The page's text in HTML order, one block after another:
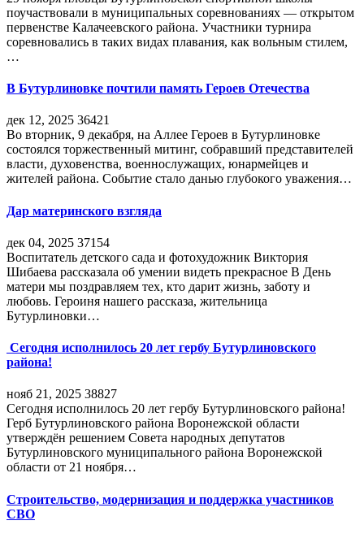
поучаствовали в муниципальных соревнованиях — открытом
первенстве Калачеевского района. Участники турнира
соревновались в таких видах плавания, как вольным стилем,
…
В Бутурлиновке почтили память Героев Отечества
дек 12, 2025 36421
Во вторник, 9 декабря, на Аллее Героев в Бутурлиновке
состоялся торжественный митинг, собравший представителей
власти, духовенства, военнослужащих, юнармейцев и
жителей района. Событие стало данью глубокого уважения…
Дар материнского взгляда
дек 04, 2025 37154
Воспитатель детского сада и фотохудожник Виктория
Шибаева рассказала об умении видеть прекрасное В День
матери мы поздравляем тех, кто дарит жизнь, заботу и
любовь. Героиня нашего рассказа, жительница
Бутурлиновки…
Сегодня исполнилось 20 лет гербу Бутурлиновского
района!
нояб 21, 2025 38827
Сегодня исполнилось 20 лет гербу Бутурлиновского района!
Герб Бутурлиновского района Воронежской области
утверждён решением Совета народных депутатов
Бутурлиновского муниципального района Воронежской
области от 21 ноября…
Строительство, модернизация и поддержка участников
СВО